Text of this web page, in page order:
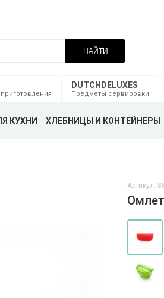
НАЙТИ
DUTCHDELUXES
Предметы сервировки
КУХНИ ХЛЕБНИЦЫ И КОНТЕЙНЕРЫ
Артикул: